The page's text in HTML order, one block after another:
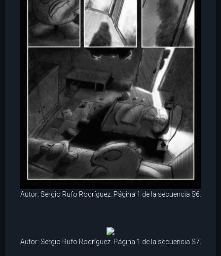
Autor: Sergio Rufo Rodríguez. Página 1 de la secuencia S6.
Autor: Sergio Rufo Rodríguez. Página 1 de la secuencia S7.